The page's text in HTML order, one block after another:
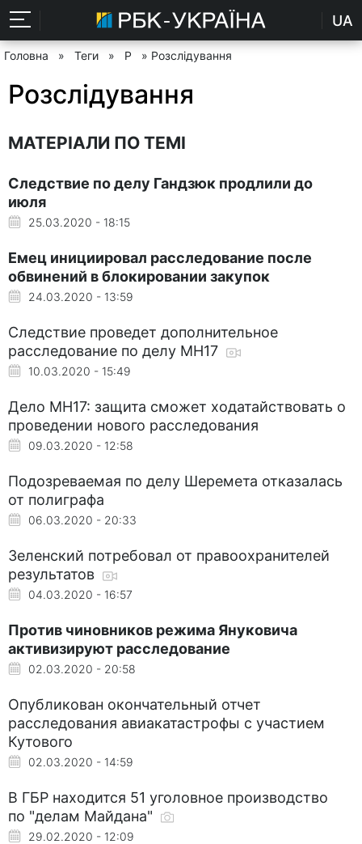
UA
Головна » Теги » Р » Розслідування
Розслідування
МАТЕРІАЛИ ПО ТЕМІ
Следствие по делу Гандзюк продлили до
июля
25.03.2020 - 18:15
Емец инициировал расследование после
обвинений в блокировании закупок
24.03.2020 - 13:59
Следствие проведет дополнительное
расследование по делу МН17
10.03.2020 - 15:49
Дело МН17: защита сможет ходатайствовать о
проведении нового расследования
09.03.2020 - 12:58
Подозреваемая по делу Шеремета отказалась
от полиграфа
06.03.2020 - 20:33
Зеленский потребовал от правоохранителей
результатов
04.03.2020 - 16:57
Против чиновников режима Януковича
активизируют расследование
02.03.2020 - 20:58
Опубликован окончательный отчет
расследования авиакатастрофы с участием
Кутового
02.03.2020 - 14:59
В ГБР находится 51 уголовное производство
по "делам Майдана"
29.02.2020 - 12:09